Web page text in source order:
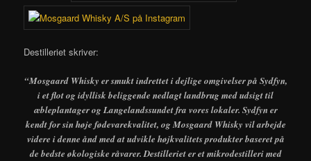
Destilleriet skriver:
“Mosgaard Whisky er smukt indrettet i dejlige omgivelser på Sydfyn,
i et flot og idyllisk beliggende nedlagt landbrug med udsigt til
æbleplantager og Langelandssundet fra vores lokaler. Sydfyn er
kendt for sin høje fødevarekvalitet, og Mosgaard Whisky vil arbejde
videre i denne ånd med at udvikle højkvalitets produkter baseret på
de bedste økologiske råvarer. Destilleriet er et mikrodestilleri med